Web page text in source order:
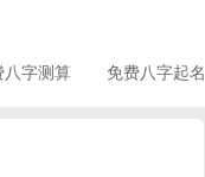
八字测算 免费八字起名